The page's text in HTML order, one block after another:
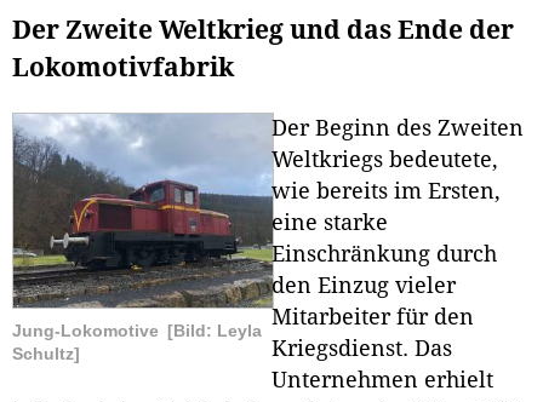
Der Zweite Weltkrieg und das Ende der
Lokomotivfabrik
Jung-Lokomotive [Bild: Leyla
Schultz]
Der Beginn des Zweiten
Weltkriegs bedeutete,
wie bereits im Ersten,
eine starke
Einschränkung durch
den Einzug vieler
Mitarbeiter für den
Kriegsdienst. Das
Unternehmen erhielt